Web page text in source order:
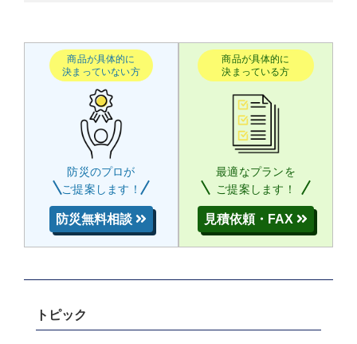
商品が具体的に
決まっていない方
防災のプロが
ご提案します！
防災無料相談
商品が具体的に
決まっている方
最適なプランを
ご提案します！
見積依頼・FAX
トピック